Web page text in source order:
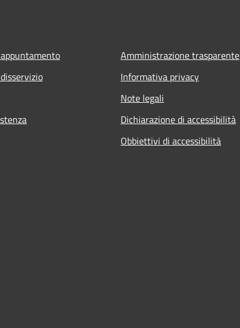
Amministrazione trasparente
Informativa privacy
Note legali
Dichiarazione di accessibilità
Obbiettivi di accessibilità